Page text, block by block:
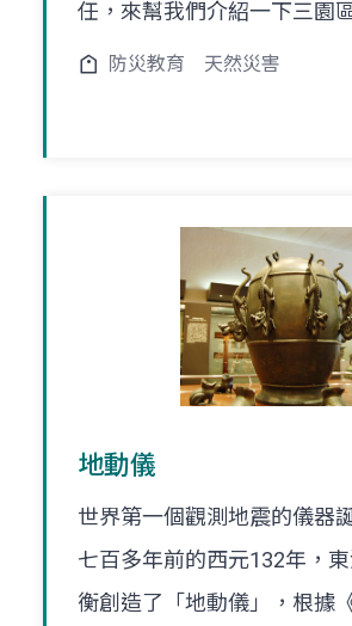
任，來幫我們介紹一下三園
防災教育 天然災害
地動儀
世界第一個觀測地震的儀器
七百多年前的西元132年，
衡創造了「地動儀」，根據